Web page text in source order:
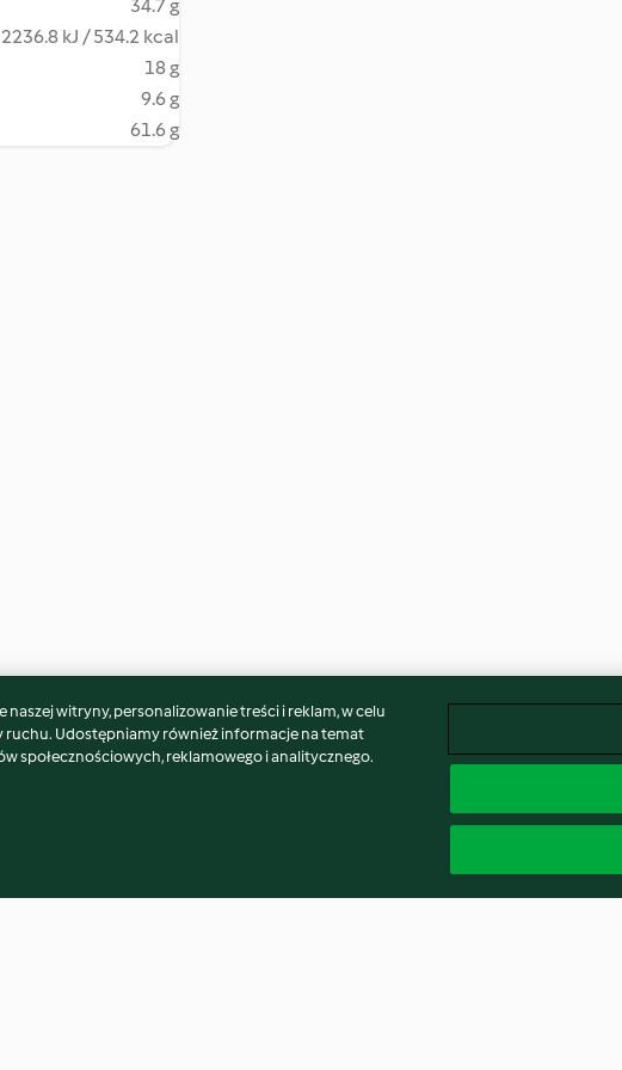
34.7 g
2236.8 kJ / 534.2 kcal
18 g
9.6 g
61.6 g
witryny, personalizowanie treści i reklam, w celu
ruchu. Udostępniamy również informacje na temat
społecznościowych, reklamowego i analitycznego.